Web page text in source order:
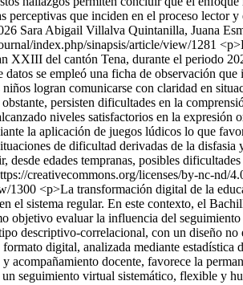
que inciden en el proceso lector
Sara Abigail Villalva Quintanilla, Juana
index.php/sinapsis/article/view/1281
XXIII del cantón Tena, durante el periodo
se empleó una ficha de observación
logran comunicarse con claridad en
persisten dificultades en la
niveles satisfactorios en la
la aplicación de juegos lúdicos lo que
de dificultad derivadas de la
desde edades tempranas, posibles
creativecommons.org/licenses/by-nc-nd/
1300 <p>La transformación digital de la
el sistema regular. En este contexto, el
objetivo evaluar la influencia del
descriptivo-correlacional, con un diseño
digital, analizada mediante
acompañamiento docente, favorece la
seguimiento virtual sistemático, flexible y